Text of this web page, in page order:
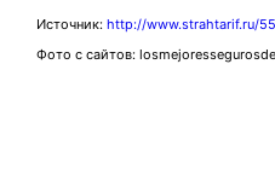
Источник: http://www.strahtarif.ru/
Фото с сайтов: